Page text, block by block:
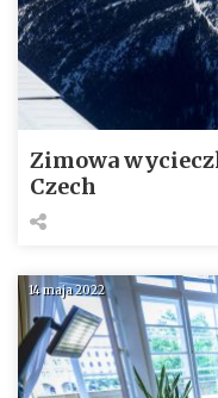
Zimowa
Czech
14 maja 2022